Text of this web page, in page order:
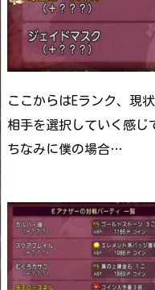
ここからはEランク、現
相手を選択していく感じ
ちなみに僕の場合…